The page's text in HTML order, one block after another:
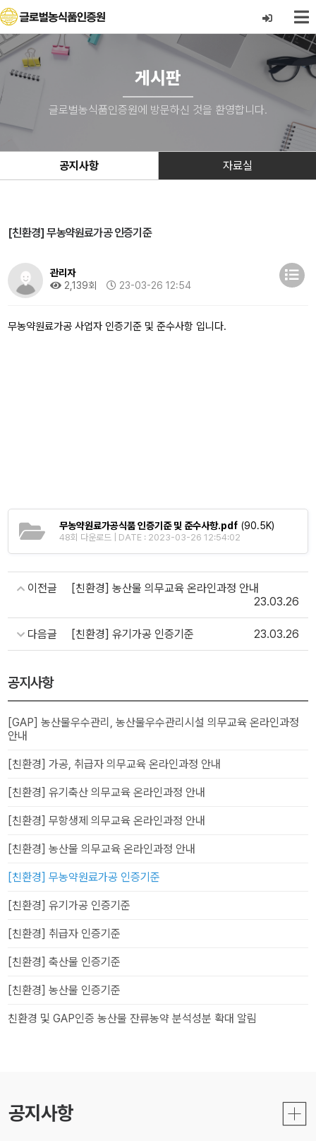
게시판
글로벌농식품인증원에 방문하신 것을 환영합니다.
공지사항 자료실
공지사항
[GAP] 농산물우수관리, 농산물우수관리시설 의무교육 온라인과정
안내
[친환경] 가공, 취급자 의무교육 온라인과정 안내
[친환경] 유기축산 의무교육 온라인과정 안내
[친환경] 무항생제 의무교육 온라인과정 안내
[친환경] 농산물 의무교육 온라인과정 안내
[친환경] 무농약원료가공 인증기준
[친환경] 유기가공 인증기준
[친환경] 취급자 인증기준
[친환경] 축산물 인증기준
[친환경] 농산물 인증기준
친환경 및 GAP인증 농산물 잔류농약 분석성분 확대 알림
[친환경] 무농약원료가공 인증기준
관리자
2,139회
23-03-26 12:54
무농약원료가공 사업자 인증기준 및 준수사항 입니다.
무농약원료가공식품 인증기준 및 준수사항.pdf (90.5K)
48회 다운로드 | DATE : 2023-03-26 12:54:02
이전글
[친환경] 농산물 의무교육 온라인과정 안내
23.03.26
다음글 [친환경] 유기가공 인증기준 23.03.26
공지사항